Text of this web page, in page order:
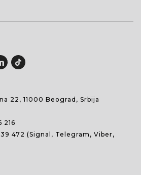
22, 11000 Beograd, Srbija
216
472 (Signal, Telegram, Viber,